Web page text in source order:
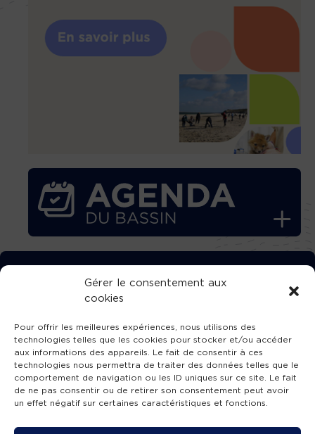
Gérer le consentement aux
cookies
Pour offrir les meilleures expériences, nous utilisons des
technologies telles que les cookies pour stocker et/ou accéder
aux informations des appareils. Le fait de consentir à ces
technologies nous permettra de traiter des données telles que le
comportement de navigation ou les ID uniques sur ce site. Le fait
de ne pas consentir ou de retirer son consentement peut avoir
un effet négatif sur certaines caractéristiques et fonctions.
TÉLÉCHARGEZ GRATUITEMENT
L’APPLICATION TVBA !
SUIVEZ-NOUS !